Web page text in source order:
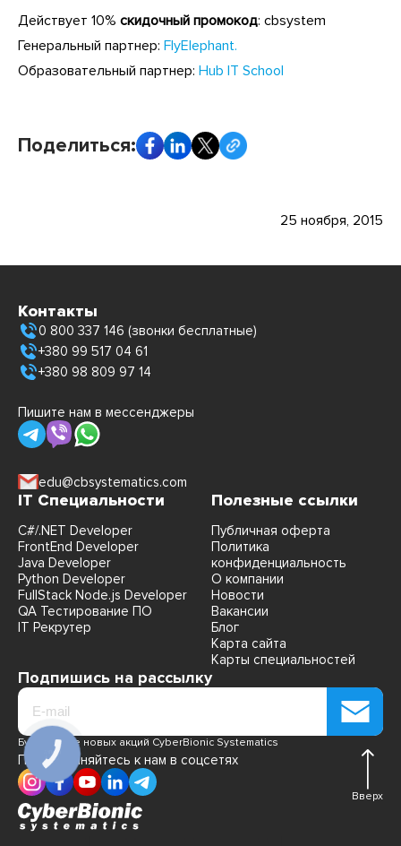
Действует 10% скидочный промокод: cbsystem
Генеральный партнер: FlyElephant.
Образовательный партнер: Hub IT School
Поделиться:
25 ноября, 2015
Контакты
0 800 337 146 (звонки бесплатные)
+380 99 517 04 61
+380 98 809 97 14
Пишите нам в мессенджеры
edu@cbsystematics.com
IT Специальности
C#/.NET Developer
FrontEnd Developer
Java Developer
Python Developer
FullStack Node.js Developer
QA Тестирование ПО
IT Рекрутер
Полезные ссылки
Публичная оферта
Политика
конфиденциальность
О компании
Новости
Вакансии
Блог
Карта сайта
Карты специальностей
Подпишись на рассылку
Будь в курсе новых акций CyberBionic Systematics
Присоединяйтесь к нам в соцсетях
Вверх